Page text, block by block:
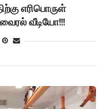
எரிபொருள்
வைரல் வீடியோ!!!